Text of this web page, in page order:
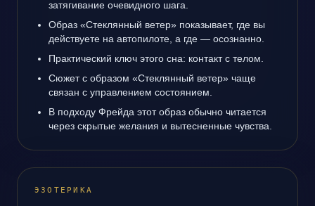
затягивание очевидного шага.
Образ «Стеклянный ветер» показывает, где вы
действуете на автопилоте, а где — осознанно.
Практический ключ этого сна: контакт с телом.
Сюжет с образом «Стеклянный ветер» чаще
связан с управлением состоянием.
В подходу Фрейда этот образ обычно читается
через скрытые желания и вытесненные чувства.
ЭЗОТЕРИКА